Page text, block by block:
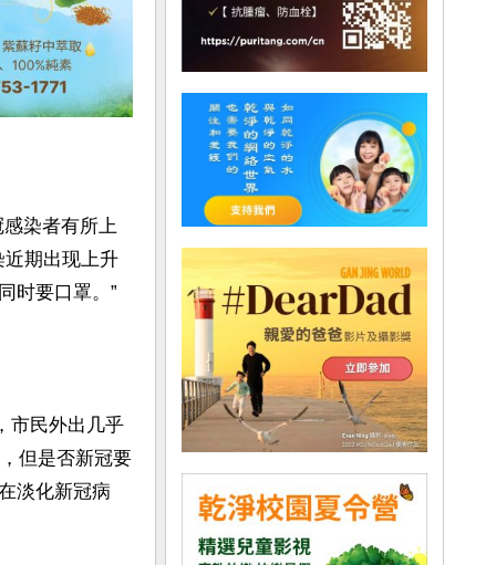
染者有所上
近期出现上升
时要口罩。”
市民外出几乎
但是否新冠要
淡化新冠病